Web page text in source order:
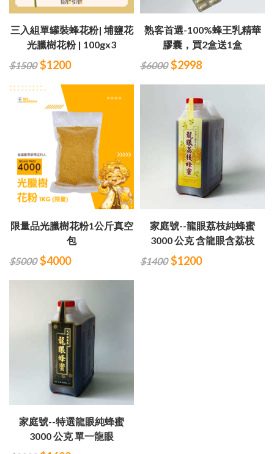
三入組單罐裝蜂花粉| 埔鹽花
光臘樹花粉 | 100gx3
$1500 $1200
熟客首選-100%蜂王乳精華
膠囊，買2盒送1盒
$6000 $2998
限量品光臘樹花粉1公斤真空
包
$5000 $4000
家庭號--龍眼荔枝純蜂蜜
3000 公克 含龍眼含荔枝
$1400 $1200
家庭號--特選龍眼純蜂蜜
3000 公克 單一龍眼